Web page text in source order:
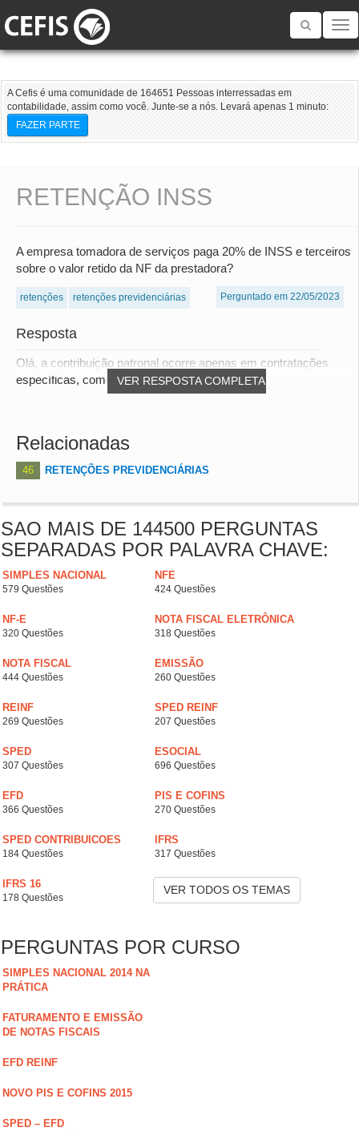
Toggle
A Cefis é uma comunidade de 164651 Pessoas interressadas em
contabilidade, assim como você. Junte-se a nós. Levará apenas 1 minuto:
FAZER PARTE
RETENÇÃO INSS
A empresa tomadora de serviços paga 20% de INSS e terceiros
sobre o valor retido da NF da prestadora?
retenções retenções previdenciárias Perguntado em 22/05/2023
Resposta
VER RESPOSTA COMPLETA
Olá, a contribuição patronal ocorre apenas em contratações
específicas, como a aquisição de autônomo...
Relacionadas
46 RETENÇÕES PREVIDENCIÁRIAS
SAO MAIS DE 144500 PERGUNTAS
SEPARADAS POR PALAVRA CHAVE:
SIMPLES NACIONAL
579 Questões
NFE
424 Questões
NF-E
320 Questões
NOTA FISCAL ELETRÔNICA
318 Questões
NOTA FISCAL
444 Questões
EMISSÃO
260 Questões
REINF
269 Questões
SPED REINF
207 Questões
SPED
307 Questões
ESOCIAL
696 Questões
EFD
366 Questões
PIS E COFINS
270 Questões
SPED CONTRIBUICOES
184 Questões
IFRS
317 Questões
IFRS 16
178 Questões
VER TODOS OS TEMAS
PERGUNTAS POR CURSO
SIMPLES NACIONAL 2014 NA
PRÁTICA
FATURAMENTO E EMISSÃO
DE NOTAS FISCAIS
EFD REINF
NOVO PIS E COFINS 2015
SPED – EFD